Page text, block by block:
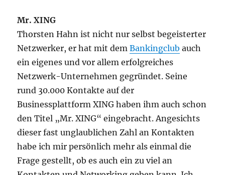
Mr. XING
Thorsten Hahn ist nicht nur selbst begeisterter
Netzwerker, er hat mit demBankingclub auch
ein eigenes und vor allem erfolgreiches
Netzwerk-Unternehmen gegründet. Seine
rund 30.000 Kontakte auf der
Businessplattform XING haben ihm auch schon
den Titel „Mr. XING“ eingebracht. Angesichts
dieser fast unglaublichen Zahl an Kontakten
habe ich mir persönlich mehr als einmal die
Frage gestellt, ob es auch ein zu viel an